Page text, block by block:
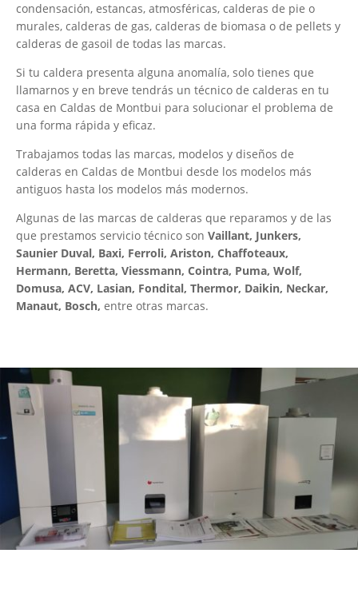
condensación, estancas, atmosféricas, calderas de pie o
murales, calderas de gas, calderas de biomasa o de pellets y
calderas de gasoil de todas las marcas.
Si tu caldera presenta alguna anomalía, solo tienes que
llamarnos y en breve tendrás un técnico de calderas en tu
casa en Caldas de Montbui para solucionar el problema de
una forma rápida y eficaz.
Trabajamos todas las marcas, modelos y diseños de
calderas en Caldas de Montbui desde los modelos más
antiguos hasta los modelos más modernos.
Algunas de las marcas de calderas que reparamos y de las
que prestamos servicio técnico son Vaillant, Junkers,
Saunier Duval, Baxi, Ferroli, Ariston, Chaffoteaux,
Hermann, Beretta, Viessmann, Cointra, Puma, Wolf,
Domusa, ACV, Lasian, Fondital, Thermor, Daikin, Neckar,
Manaut, Bosch, entre otras marcas.